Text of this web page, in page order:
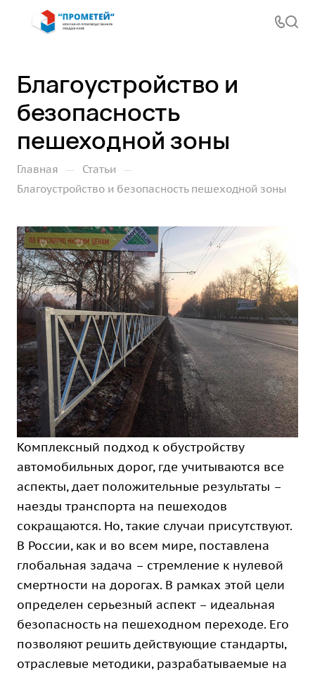
Благоустройство и
безопасность
пешеходной зоны
Главная — Статьи —
Благоустройство и безопасность пешеходной зоны
Комплексный подход к обустройству
автомобильных дорог, где учитываются все
аспекты, дает положительные результаты –
наезды транспорта на пешеходов
сокращаются. Но, такие случаи присутствуют.
В России, как и во всем мире, поставлена
глобальная задача – стремление к нулевой
смертности на дорогах. В рамках этой цели
определен серьезный аспект – идеальная
безопасность на пешеходном переходе. Его
позволяют решить действующие стандарты,
отраслевые методики, разрабатываемые на